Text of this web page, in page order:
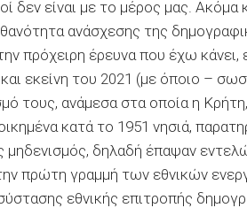
δεν είναι με το μέρος μας. Ακόμα
ανάσχεσης της
πρόχειρη έρευνα που έχω κάνει,
εκείνη του 2021 (με όποιο –
τους, ανάμεσα στα οποία η
κατά το 1951 νησιά,
δηλαδή έπαψαν
πρώτη γραμμή των εθνικών
εθνικής επιτροπής